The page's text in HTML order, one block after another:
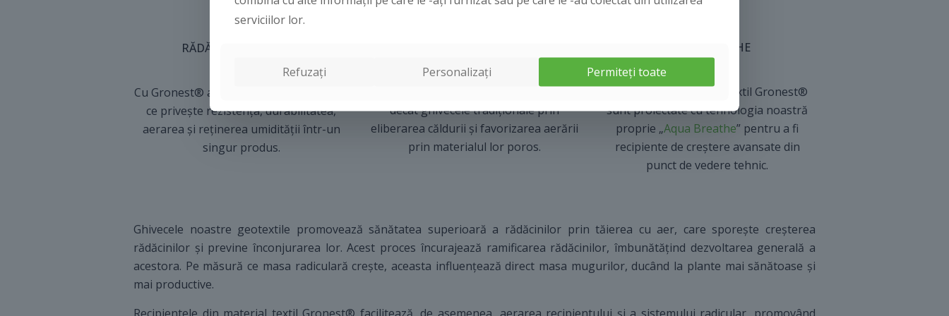
RĂDĂCINI PUTERNICE
Cu Gronest® am obținut optimul în ceea
ce privește rezistența, durabilitatea,
aerarea și reținerea umidității într-un
singur produs.
Ghivecele Gronest® rămân mai reci
decât ghivecele tradiționale prin
eliberarea căldurii și favorizarea aerării
prin materialul lor poros.
AQUA BREATHE
Ghivecele din material textil Gronest®
sunt proiectate cu tehnologia noastră
proprie „Aqua Breathe” pentru a fi
recipiente de creștere avansate din
punct de vedere tehnic.
Ghivecele noastre geotextile promovează sănătatea superioară a rădăcinilor prin tăierea cu aer, care sporește creșterea
rădăcinilor și previne înconjurarea lor. Acest proces încurajează ramificarea rădăcinilor, îmbunătățind dezvoltarea generală a
acestora. Pe măsură ce masa radiculară crește, aceasta influențează direct masa mugurilor, ducând la plante mai sănătoase și
mai productive.
serviciilor lor.
Refuzați Personalizați Permiteți toate